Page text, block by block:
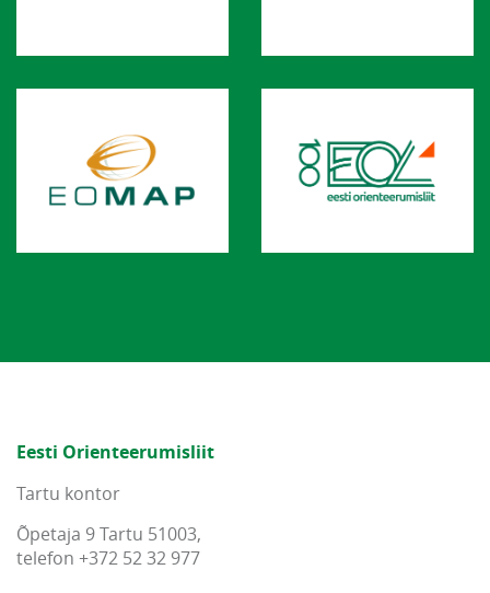
Eesti Orienteerumisliit
Tartu kontor
Õpetaja 9 Tartu 51003,
telefon +372 52 32 977